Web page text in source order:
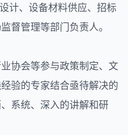
计、设备材料供应、招标
督管理等部门负责人。
协会等参与政策制定、文
验的专家结合亟待解决的
系统、深入的讲解和研